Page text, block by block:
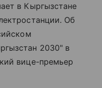
в Кыргызстане
Об
2030" в
вице-премьер